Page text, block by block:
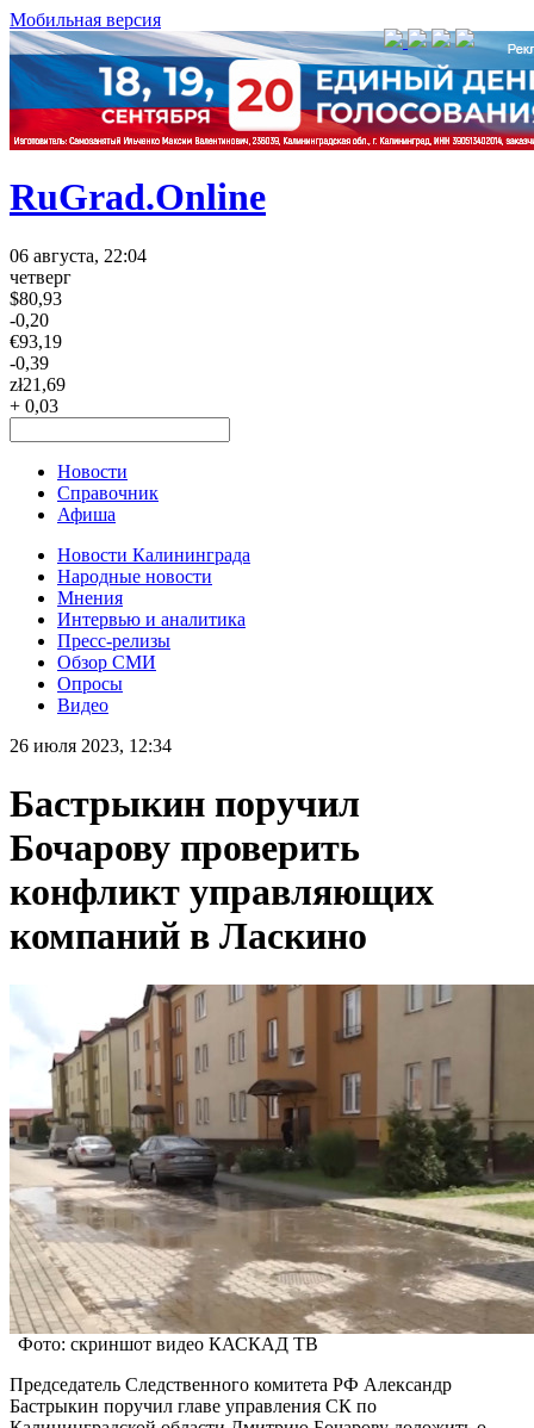
Мобильная версия
RuGrad.Online
06 августа, 22:04
четверг
$80,93
-0,20
€93,19
-0,39
zł21,69
+ 0,03
Новости
Справочник
Афиша
Новости Калининграда
Народные новости
Мнения
Интервью и аналитика
Пресс-релизы
Обзор СМИ
Опросы
Видео
26 июля 2023, 12:34
Бастрыкин поручил
Бочарову проверить
конфликт управляющих
компаний в Ласкино
Фото: скриншот видео КАСКАД ТВ
Председатель Следственного комитета РФ Александр
Бастрыкин поручил главе управления СК по